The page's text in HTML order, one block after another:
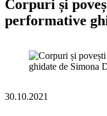
Corpuri și
performative
30.10.2021